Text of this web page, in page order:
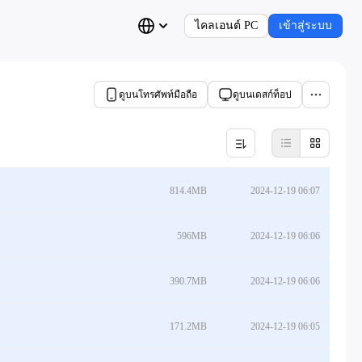
ไคลเอนต์ PC เข้าสู่ระบบ
ดูบนโทรศัพท์มือถือ ดูบนเดสก์ท็อป
814.4MB 2024-12-19 06:07
596MB 2024-12-19 06:06
390.7MB 2024-12-19 06:06
171.2MB 2024-12-19 06:05